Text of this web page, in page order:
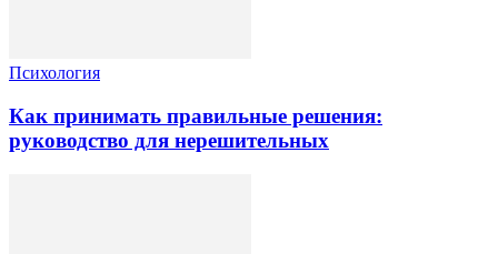
Психология
Как принимать правильные решения:
руководство для нерешительных